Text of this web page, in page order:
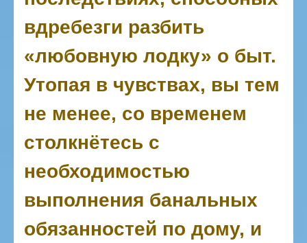
вдребезги разбить
«любовную лодку» о быт.
Утопая в чувствах, вы тем
не менее, со временем
столкнётесь с
необходимостью
выполнения банальных
обязанностей по дому, и